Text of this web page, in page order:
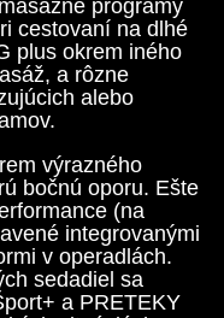
programy
cestovaní na dlhé
plus okrem iného
a rôzne
alebo
výrazného
bočnú oporu. Ešte
(na
integrovanými
v operadlách.
sedadiel sa
a PRETEKY